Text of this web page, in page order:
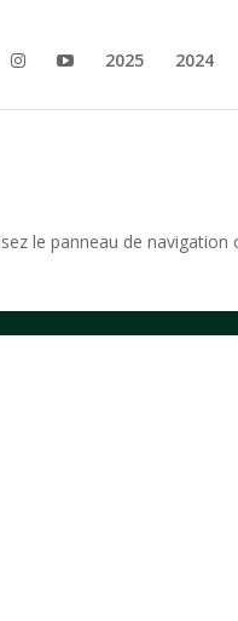
2025 2024
le panneau de navigation